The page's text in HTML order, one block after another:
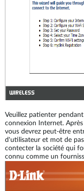
Veuillez patienter
connexion Internet.
vous devrez peut-être
d'utilisateur et mot de
contecter la société qui
connu comme un